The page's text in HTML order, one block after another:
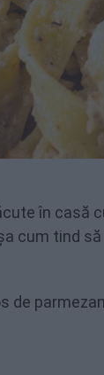
în casă
cum tind